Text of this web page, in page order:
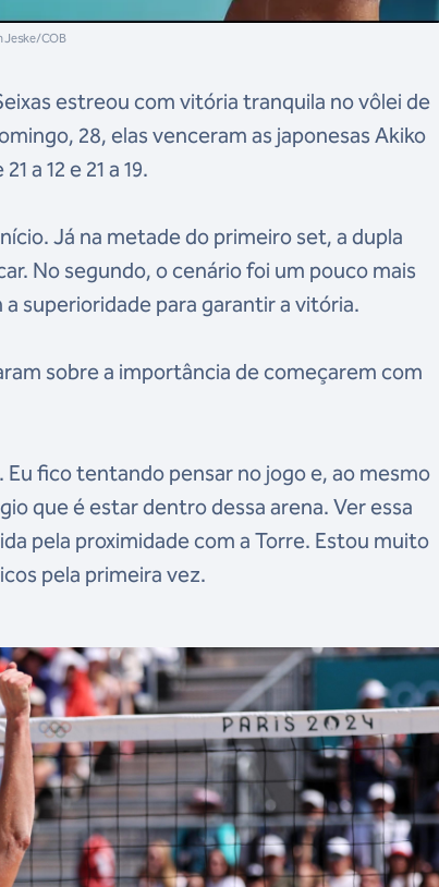
Jeske/COB
estreou com vitória tranquila no vôlei de
28, elas venceram as japonesas Akiko
a 12 e 21 a 19.
Já na metade do primeiro set, a dupla
No segundo, o cenário foi um pouco mais
superioridade para garantir a vitória.
sobre a importância de começarem com
fico tentando pensar no jogo e, ao mesmo
que é estar dentro dessa arena. Ver essa
pela proximidade com a Torre. Estou muito
pela primeira vez.